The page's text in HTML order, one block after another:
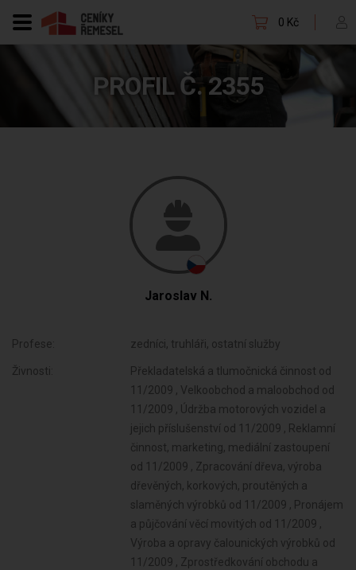
0 Kč
PROFIL Č. 2355
Jaroslav N.
Profese: zedníci, truhláři, ostatní služby
Živnosti:
Překladatelská a tlumočnická činnost od
11/2009 , Velkoobchod a maloobchod od
11/2009 , Údržba motorových vozidel a
jejich příslušenství od 11/2009 , Reklamní
činnost, marketing, mediální zastoupení
od 11/2009 , Zpracování dřeva, výroba
dřevěných, korkových, proutěných a
slaměných výrobků od 11/2009 , Pronájem
a půjčování věcí movitých od 11/2009 ,
Výroba a opravy čalounických výrobků od
11/2009 , Zprostředkování obchodu a